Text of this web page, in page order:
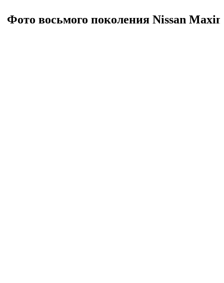
Фото восьмого поколения Nissan